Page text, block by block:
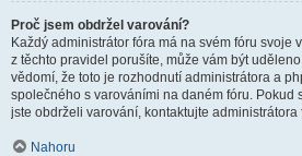
Proč jsem obdržel varování?
Každý administrátor fóra má na svém fóru svoje
z těchto pravidel porušíte, může vám být
vědomí, že toto je rozhodnutí administrátora a
společného s varováními na daném fóru. Pokud
jste obdrželi varování, kontaktujte administrátora
Nahoru